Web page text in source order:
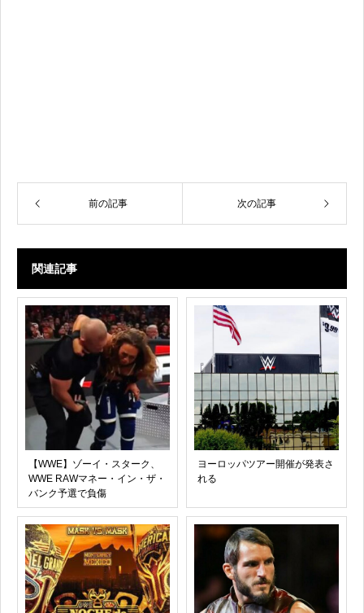
前の記事 次の記事
関連記事
【WWE】ゾーイ・スターク、
WWE RAWマネー・イン・ザ・
バンク予選で負傷
ヨーロッパツアー開催が発表さ
れる